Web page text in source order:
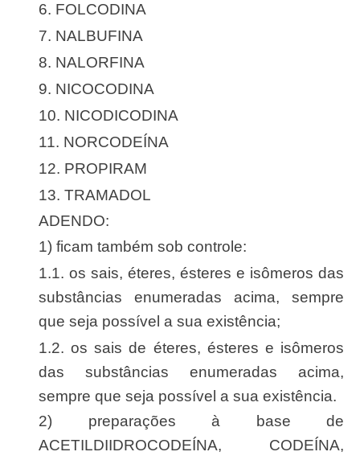
6. FOLCODINA
7. NALBUFINA
8. NALORFINA
9. NICOCODINA
10. NICODICODINA
11. NORCODEÍNA
12. PROPIRAM
13. TRAMADOL
ADENDO:
1) ficam também sob controle:
1.1. os sais, éteres, ésteres e isômeros das
substâncias enumeradas acima, sempre
que seja possível a sua existência;
1.2. os sais de éteres, ésteres e isômeros
das substâncias enumeradas acima,
sempre que seja possível a sua existência.
2) preparações à base de
ACETILDIIDROCODEÍNA, CODEÍNA,